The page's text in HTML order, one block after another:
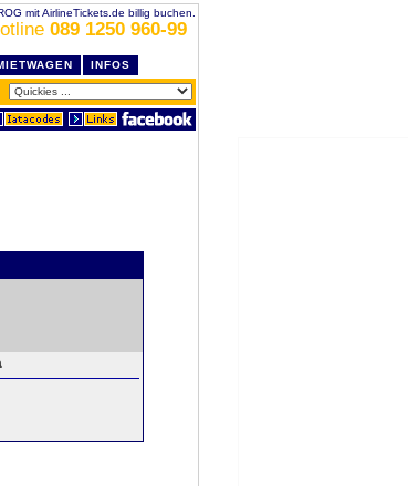
mit AirlineTickets.de billig buchen.
089 1250 960-99
INFOS